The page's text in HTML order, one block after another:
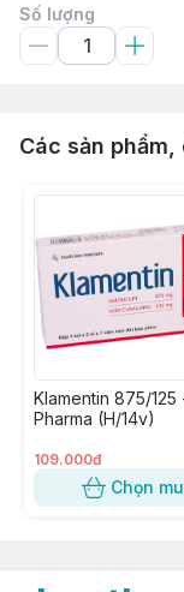
Số lượng
Các sản
Klamentin 875/125
Pharma (H/14v)
109.000đ
Chọn